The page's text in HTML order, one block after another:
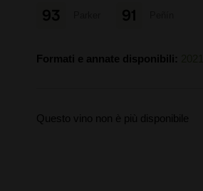
93 91
Formati e annate disponibili:
Questo vino non è più disponibile